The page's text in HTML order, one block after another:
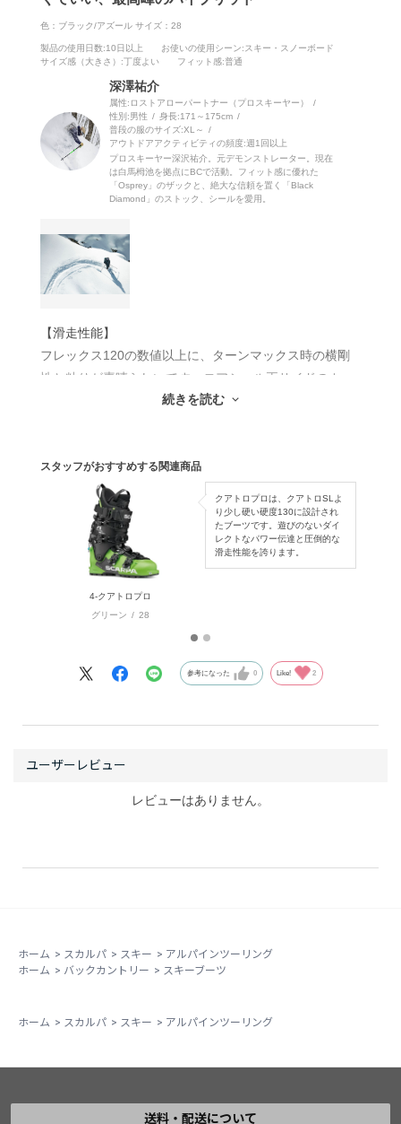
レビューはありません。
色：ブラック/アズール サイズ：28
製品の使用日数:10日以上 お使いの使用シーン:スキー・スノーボード
サイズ感（大きさ） :丁度よい フィット感:普通
深澤祐介
属性:ロストアローパートナー（プロスキーヤー）
性別:男性 身長:171～175cm
普段の服のサイズ:XL～
アウトドアアクティビティの頻度:週1回以上
プロスキーヤー深沢祐介。元デモンストレーター。現在
は白馬栂池を拠点にBCで活動。フィット感に優れた
「Osprey」のザックと、絶大な信頼を置く「Black
Diamond」のストック、シールを愛用。
スタッフがおすすめする関連商品
4-クアトロプロ
グリーン
28
クアトロプロは、クアトロSLよ
り少し硬い硬度130に設計され
たブーツです。遊びのないダイ
レクトなパワー伝達と圧倒的な
滑走性能を誇ります。
【滑走性能】
フレックス120の数値以上に、ターンマックス時の横剛
性と粘りが素晴らしいです。ロアシェル両サイドのカー
ボン補強のおかげで、ハイスピードで硬いバーンを攻め
ビングが切れるため、滑り重視のスキーヤーも大満足で
きる仕上がりです。
【ハイク性能】
滑走時の圧倒的なホールド感がありながら、片足わずか
1,430gという軽さは驚異的です。可動域61度のウォーク
モードは特に前方向の足出しがスムーズで、平地や緩斜
面の長距離ハイクでの疲労度を劇的に減らしてくれま
ラスト幅100mmで足のアーチをしっかりサポートしてく
ット感に化けます。
これまで基礎スキーやアルペンを本格的にやってきて、
時点でこれ以上の選択肢はありません。グリップウォー
続きを読む
参考になった 0 Like! 2
ホーム > スカルパ > スキー > アルパインツーリング
ホーム > バックカントリー > スキーブーツ
ホーム > スカルパ > スキー > アルパインツーリング
送料・配送について